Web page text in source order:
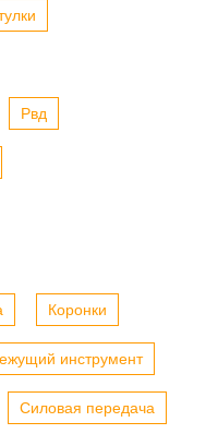
Рвд
Коронки
инструмент
Силовая передача